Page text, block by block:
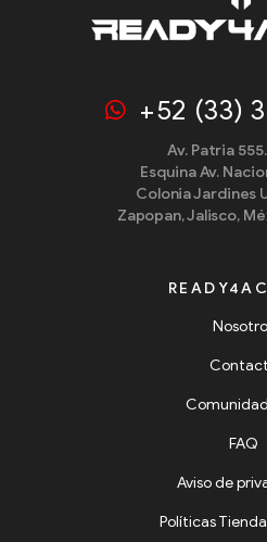
+52 (33)
Av. Patria
Esquina Av.
Colonia Jardines
Zapopan, Jalisco,
FAQ
Aviso de
Políticas